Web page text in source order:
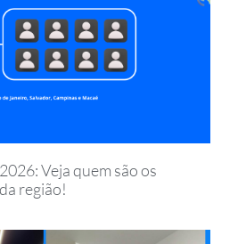
Veja quem são os
região!